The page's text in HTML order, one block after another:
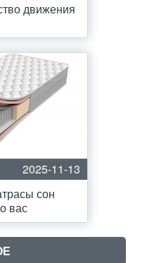
движения
2025-11-13
сон
вас